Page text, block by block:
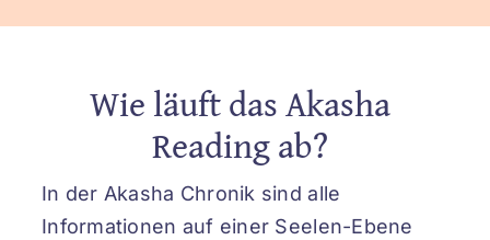
Wie läuft das Akasha
Reading ab?
In der Akasha Chronik sind alle
Informationen auf einer Seelen-Ebene